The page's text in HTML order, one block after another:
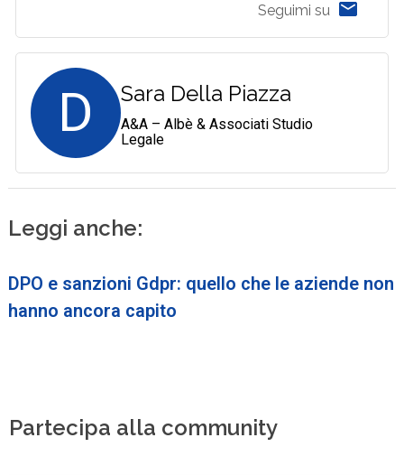
Seguimi su
D Sara Della Piazza
A&A – Albè & Associati Studio
Legale
Leggi anche:
DPO e sanzioni Gdpr: quello che le aziende non
hanno ancora capito
Partecipa alla community